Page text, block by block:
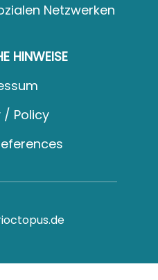
Netzwerken
HINWEISE
/ Policy